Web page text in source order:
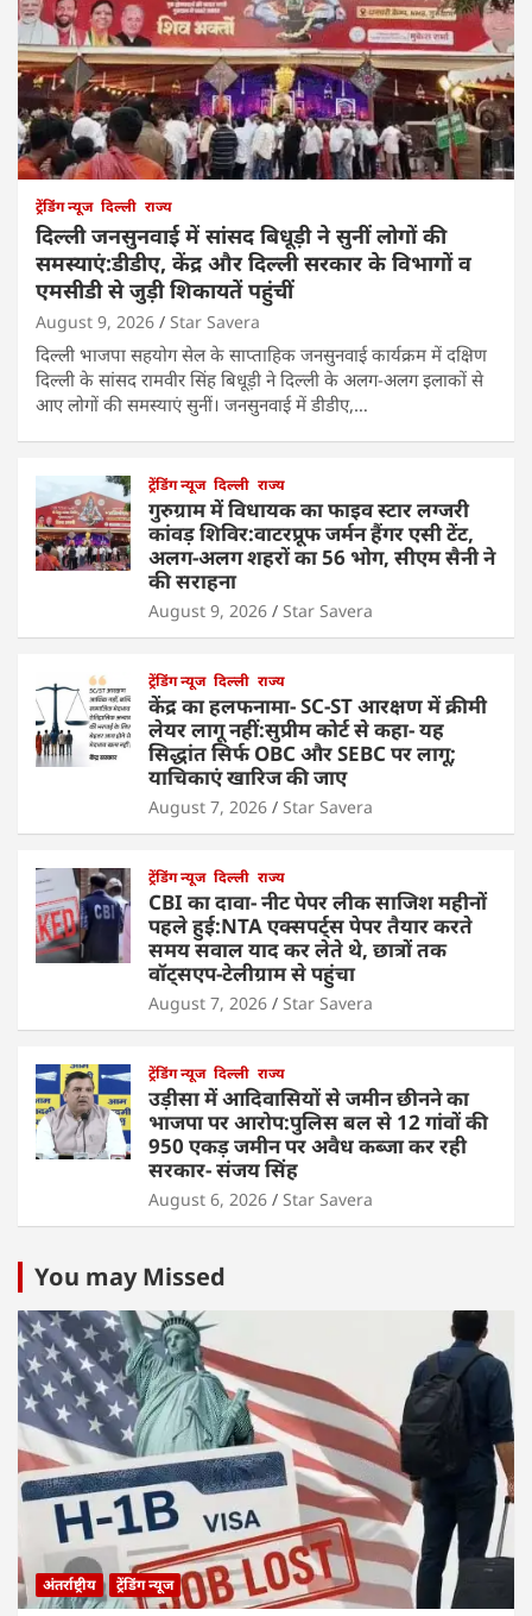
ट्रेंडिंग न्यूज दिल्ली राज्य
दिल्ली जनसुनवाई में सांसद बिधूड़ी ने सुनीं लोगों की
समस्याएं:डीडीए, केंद्र और दिल्ली सरकार के विभागों व
एमसीडी से जुड़ी शिकायतें पहुंचीं
August 9, 2026 Star Savera
दिल्ली भाजपा सहयोग सेल के साप्ताहिक जनसुनवाई कार्यक्रम में दक्षिण
दिल्ली के सांसद रामवीर सिंह बिधूड़ी ने दिल्ली के अलग-अलग इलाकों से
आए लोगों की समस्याएं सुनीं। जनसुनवाई में डीडीए,…
ट्रेंडिंग न्यूज दिल्ली राज्य
गुरुग्राम में विधायक का फाइव स्टार लग्जरी
कांवड़ शिविर:वाटरप्रूफ जर्मन हैंगर एसी टेंट,
अलग-अलग शहरों का 56 भोग, सीएम सैनी ने
की सराहना
August 9, 2026 Star Savera
ट्रेंडिंग न्यूज दिल्ली राज्य
केंद्र का हलफनामा- SC-ST आरक्षण में क्रीमी
लेयर लागू नहीं:सुप्रीम कोर्ट से कहा- यह
सिद्धांत सिर्फ OBC और SEBC पर लागू;
याचिकाएं खारिज की जाए
August 7, 2026 Star Savera
ट्रेंडिंग न्यूज दिल्ली राज्य
CBI का दावा- नीट पेपर लीक साजिश महीनों
पहले हुई:NTA एक्सपर्ट्स पेपर तैयार करते
समय सवाल याद कर लेते थे, छात्रों तक
वॉट्सएप-टेलीग्राम से पहुंचा
August 7, 2026 Star Savera
ट्रेंडिंग न्यूज दिल्ली राज्य
उड़ीसा में आदिवासियों से जमीन छीनने का
भाजपा पर आरोप:पुलिस बल से 12 गांवों की
950 एकड़ जमीन पर अवैध कब्जा कर रही
सरकार- संजय सिंह
August 6, 2026 Star Savera
You may Missed
अंतर्राष्ट्रीय ट्रेंडिंग न्यूज